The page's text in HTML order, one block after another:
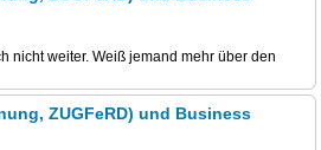
nicht weiter. Weiß jemand mehr über den
ZUGFeRD) und Business